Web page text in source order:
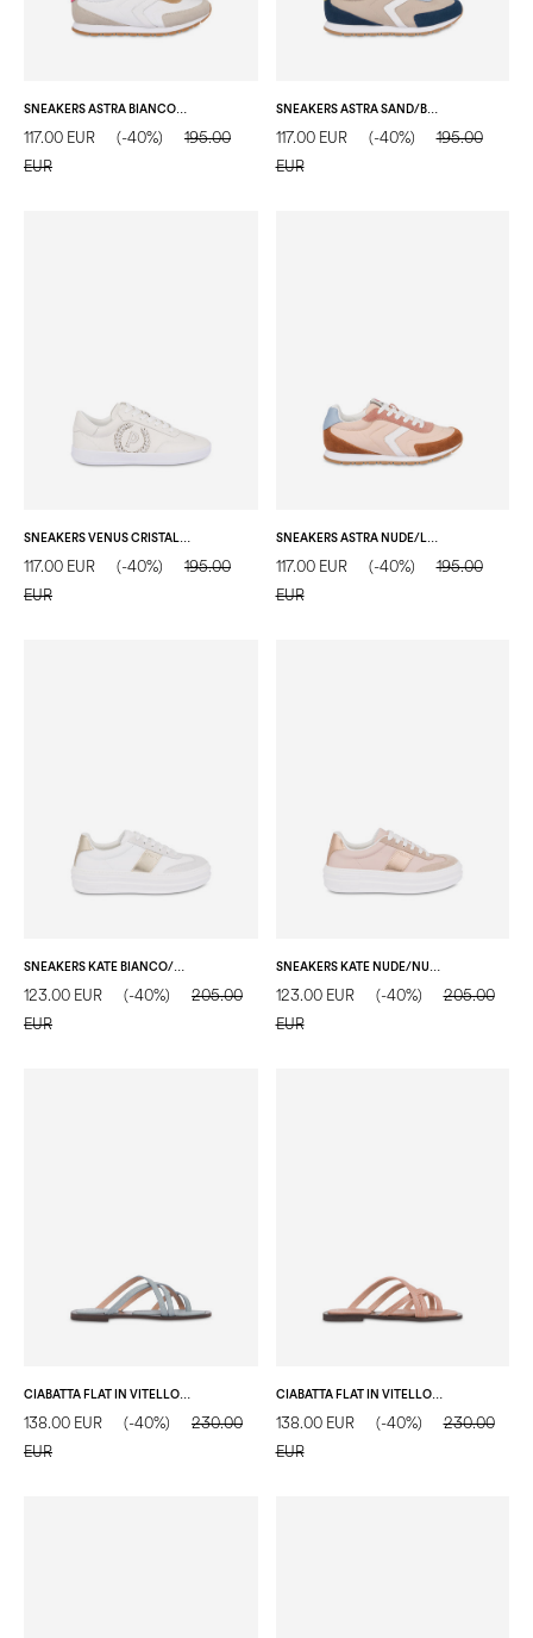
SNEAKERS ASTRA BIANCO/CRISTALLO/SAND/BIANCO/LOTO
117.00 EUR (-40%)
195.00
EUR
SNEAKERS ASTRA SAND/BLUE/ACQUA/BIANCO/CEDRO
117.00 EUR (-40%)
195.00
EUR
SNEAKERS VENUS CRISTALLO
117.00 EUR (-40%)
195.00
EUR
SNEAKERS ASTRA NUDE/LEGNO/NUDE/BIANCO/ACQUA
117.00 EUR (-40%)
195.00
EUR
123.00 EUR (-40%)
205.00
EUR
123.00 EUR (-40%)
205.00
EUR
CIABATTA FLAT IN VITELLO BOTTALATO ACQUA
138.00 EUR (-40%)
230.00
EUR
CIABATTA FLAT IN VITELLO BOTTALATO NUDE
138.00 EUR (-40%)
230.00
EUR